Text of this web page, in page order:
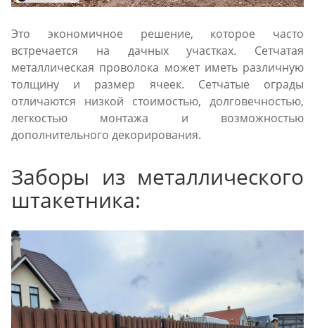
Это экономичное решение, которое часто
встречается на дачных участках. Сетчатая
металлическая проволока может иметь различную
толщину и размер ячеек. Сетчатые ограды
отличаются низкой стоимостью, долговечностью,
легкостью монтажа и возможностью
дополнительного декорирования.
Заборы из металлического
штакетника: